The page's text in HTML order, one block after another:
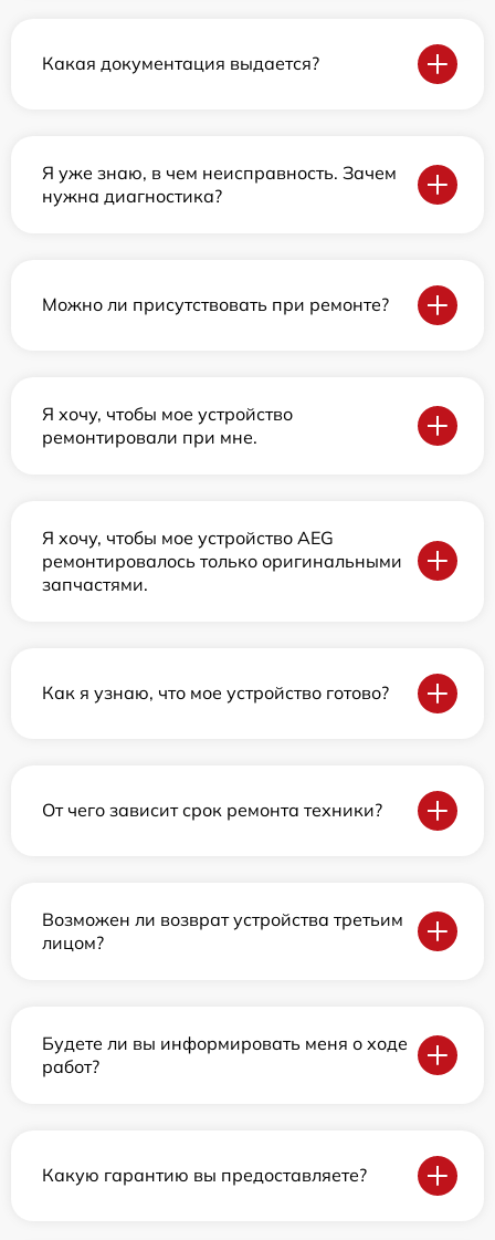
Какая документация выдается?
Я уже знаю, в чем неисправность. Зачем
нужна диагностика?
Можно ли присутствовать при ремонте?
Я хочу, чтобы мое устройство
ремонтировали при мне.
Я хочу, чтобы мое устройство AEG
ремонтировалось только оригинальными
запчастями.
Как я узнаю, что мое устройство готово?
От чего зависит срок ремонта техники?
Возможен ли возврат устройства третьим
лицом?
Будете ли вы информировать меня о ходе
работ?
Какую гарантию вы предоставляете?